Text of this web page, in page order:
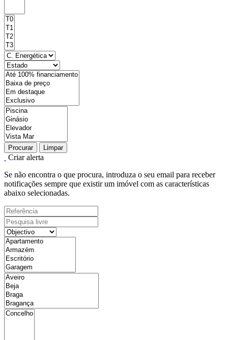
Procurar Limpar
Criar alerta
Se não encontra o que procura, introduza o seu email para receber
notificações sempre que existir um imóvel com as características
abaixo selecionadas.